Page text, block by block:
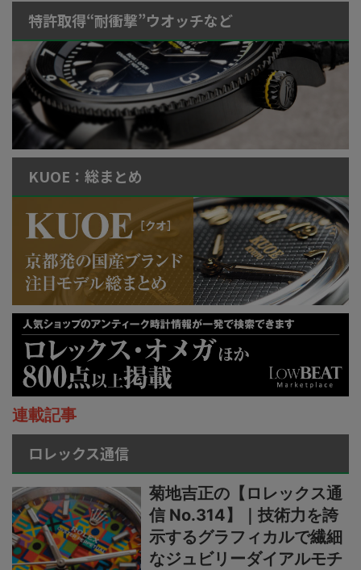
特許取得“耐衝撃”ウオッチなど
KUOE：総まとめ
連載記事
ロレックス通信
菊地吉正の【ロレックス通
信 No.314】｜技術力を誇
示するグラフィカルで繊細
なジュビリーダイアルモチ